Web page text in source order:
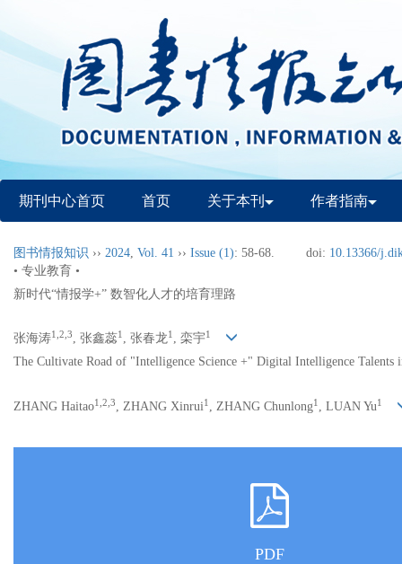
期刊中心首页 首页 关于本刊 作者指南
图书情报知识 ›› 2024, Vol. 41 ›› Issue (1): 58-68. doi: 10.13366/
• 专业教育 •
新时代“情报学+” 数智化人才的培育理路
张海涛1,2,3, 张鑫蕊1 , 张春龙1 , 栾宇1
The Cultivate Road of "Intelligence Science +" Digital Intelligence Talents
ZHANG Haitao1,2,3 , ZHANG Xinrui1 , ZHANG Chunlong1 , LUAN Yu1
PDF